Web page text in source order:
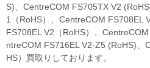
S)、CentreCOM FS705TX V2
1（RoHS）、CentreCOM FS708EL
FS708EL V2（RoHS）、
ntreCOM FS716EL V2-Z5 (RoHS)、
HS）買取りしております。